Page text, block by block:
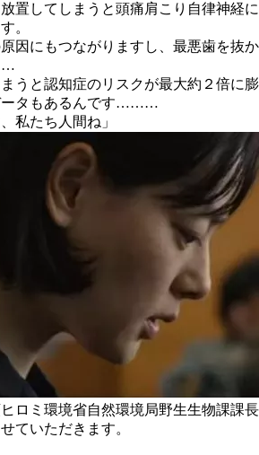
置してしまうと頭痛肩こり自律神経に
。
因にもつながりますし、最悪歯を抜か
…
うと認知症のリスクが最大約２倍に膨
タもあるんです………
私たち人間ね」
ロミ環境省自然環境局野生生物課課長
ていただきます。